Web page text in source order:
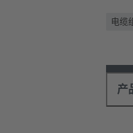
电缆
产